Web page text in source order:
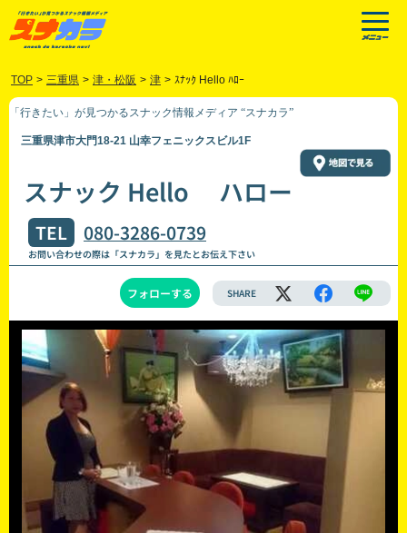
TOP > 三重県 > 津・松阪 > 津 > ｽﾅｯｸ Hello ﾊﾛｰ
「行きたい」が見つかるスナック情報メディア “スナカラ”
三重県津市大門18-21 山幸フェニックスビル1F
スナック Hello ハロー
TEL 080-3286-0739
お問い合わせの際は「スナカラ」を見たとお伝え下さい
フォローする SHARE